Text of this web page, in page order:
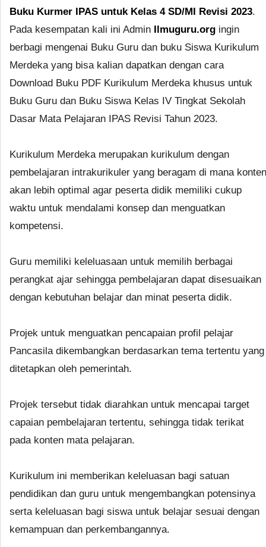
Buku Kurmer IPAS untuk Kelas 4 SD/MI Revisi 2023.
Pada kesempatan kali ini Admin
Ilmuguru.org ingin
berbagi mengenai Buku Guru dan buku Siswa Kurikulum
Merdeka yang bisa kalian dapatkan dengan cara
Download Buku PDF Kurikulum Merdeka khusus untuk
Buku Guru dan Buku Siswa Kelas IV Tingkat Sekolah
Dasar Mata Pelajaran IPAS Revisi Tahun 2023.
Kurikulum Merdeka merupakan kurikulum dengan
pembelajaran intrakurikuler yang beragam di mana konten
akan lebih optimal agar peserta didik memiliki cukup
waktu untuk mendalami konsep dan menguatkan
kompetensi.
Guru memiliki keleluasaan untuk memilih berbagai
perangkat ajar sehingga pembelajaran dapat disesuaikan
dengan kebutuhan belajar dan minat peserta didik.
Projek untuk menguatkan pencapaian profil pelajar
Pancasila dikembangkan berdasarkan tema tertentu yang
ditetapkan oleh pemerintah.
Projek tersebut tidak diarahkan untuk mencapai target
capaian pembelajaran tertentu, sehingga tidak terikat
pada konten mata pelajaran.
Kurikulum ini memberikan keleluasan bagi satuan
pendidikan dan guru untuk mengembangkan potensinya
serta keleluasan bagi siswa untuk belajar sesuai dengan
kemampuan dan perkembangannya.